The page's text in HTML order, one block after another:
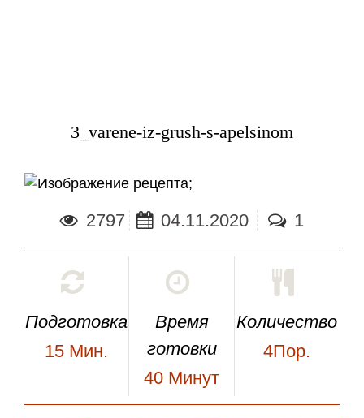
3_varene-iz-grush-s-apelsinom
;
2797 04.11.2020 1
Подготовка
15 Мин.
Время
готовки
40 Минут
Количество
4Пор.